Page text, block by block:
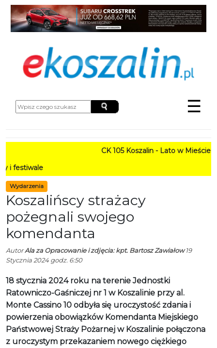
☰
CK 105 Koszalin - Lato w Mieście HARMONOGRAM
Wydarzenia
Koszalińscy strażacy
pożegnali swojego
komendanta
AutorAla za Opracowanie i zdjęcia: kpt. Bartosz Zawiałow19
Stycznia 2024 godz. 6:50
18 stycznia 2024 roku na terenie Jednostki
Ratowniczo-Gaśniczej nr 1 w Koszalinie przy al.
Monte Cassino 10 odbyła się uroczystość zdania i
powierzenia obowiązków Komendanta Miejskiego
Państwowej Straży Pożarnej w Koszalinie połączona
z uroczystym przekazaniem nowego ciężkiego